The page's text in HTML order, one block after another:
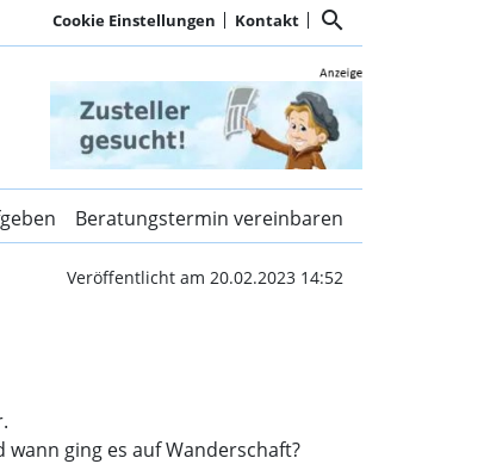
Cookie Einstellungen Kontakt search
| Kurier
Beratungstermin vereinbaren
Veröffentlicht am 20.02.2023 14:52
ging es auf Wanderschaft?